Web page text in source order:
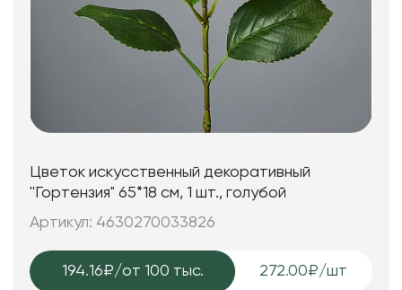
Цветок искусственный декоративный
''Гортензия" 65*18 см, 1 шт., голубой
Артикул: 4630270033826
194.16₽/от 100 тыс. 272.00₽/шт